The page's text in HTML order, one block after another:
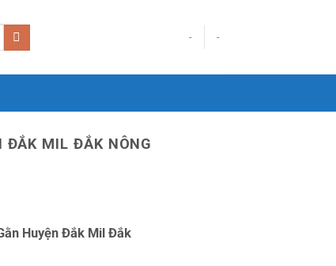
- -
ĐẮK MIL ĐẮK NÔNG
Huyện Đắk Mil Đắk